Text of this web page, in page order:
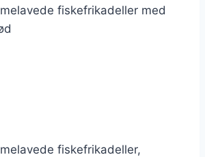
fiskefrikadeller med
fiskefrikadeller,